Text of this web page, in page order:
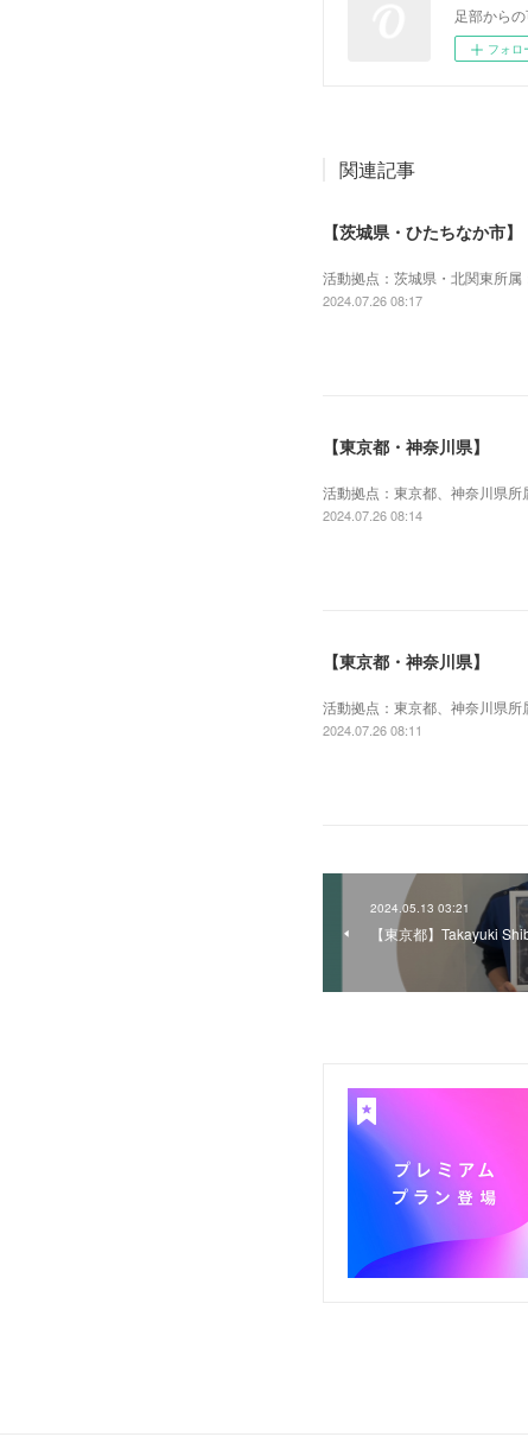
足部から
フォロ
関連記事
【茨城県・ひたちなか市】
活動拠点：茨城県・北関東所
2024.07.26 08:17
【東京都・神奈川県】
活動拠点：東京都、神奈川県
2024.07.26 08:14
【東京都・神奈川県】
活動拠点：東京都、神奈川県
2024.07.26 08:11
2024.05.13 03:21
【東京都】Takayuki